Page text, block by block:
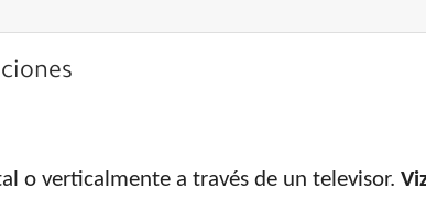
o verticalmente a través de un televisor.